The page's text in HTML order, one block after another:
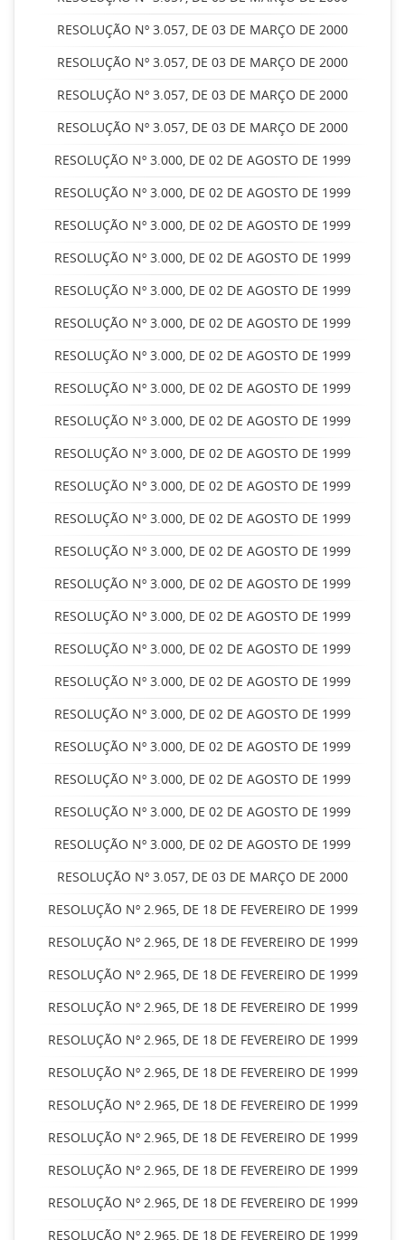
RESOLUÇÃO Nº 3.057, DE 03 DE MARÇO DE 2000
RESOLUÇÃO Nº 3.057, DE 03 DE MARÇO DE 2000
RESOLUÇÃO Nº 3.057, DE 03 DE MARÇO DE 2000
RESOLUÇÃO Nº 3.057, DE 03 DE MARÇO DE 2000
RESOLUÇÃO Nº 3.000, DE 02 DE AGOSTO DE 1999
RESOLUÇÃO Nº 3.000, DE 02 DE AGOSTO DE 1999
RESOLUÇÃO Nº 3.000, DE 02 DE AGOSTO DE 1999
RESOLUÇÃO Nº 3.000, DE 02 DE AGOSTO DE 1999
RESOLUÇÃO Nº 3.000, DE 02 DE AGOSTO DE 1999
RESOLUÇÃO Nº 3.000, DE 02 DE AGOSTO DE 1999
RESOLUÇÃO Nº 3.000, DE 02 DE AGOSTO DE 1999
RESOLUÇÃO Nº 3.000, DE 02 DE AGOSTO DE 1999
RESOLUÇÃO Nº 3.000, DE 02 DE AGOSTO DE 1999
RESOLUÇÃO Nº 3.000, DE 02 DE AGOSTO DE 1999
RESOLUÇÃO Nº 3.000, DE 02 DE AGOSTO DE 1999
RESOLUÇÃO Nº 3.000, DE 02 DE AGOSTO DE 1999
RESOLUÇÃO Nº 3.000, DE 02 DE AGOSTO DE 1999
RESOLUÇÃO Nº 3.000, DE 02 DE AGOSTO DE 1999
RESOLUÇÃO Nº 3.000, DE 02 DE AGOSTO DE 1999
RESOLUÇÃO Nº 3.000, DE 02 DE AGOSTO DE 1999
RESOLUÇÃO Nº 3.000, DE 02 DE AGOSTO DE 1999
RESOLUÇÃO Nº 3.000, DE 02 DE AGOSTO DE 1999
RESOLUÇÃO Nº 3.000, DE 02 DE AGOSTO DE 1999
RESOLUÇÃO Nº 3.000, DE 02 DE AGOSTO DE 1999
RESOLUÇÃO Nº 3.000, DE 02 DE AGOSTO DE 1999
RESOLUÇÃO Nº 3.000, DE 02 DE AGOSTO DE 1999
RESOLUÇÃO Nº 3.057, DE 03 DE MARÇO DE 2000
RESOLUÇÃO Nº 2.965, DE 18 DE FEVEREIRO DE 1999
RESOLUÇÃO Nº 2.965, DE 18 DE FEVEREIRO DE 1999
RESOLUÇÃO Nº 2.965, DE 18 DE FEVEREIRO DE 1999
RESOLUÇÃO Nº 2.965, DE 18 DE FEVEREIRO DE 1999
RESOLUÇÃO Nº 2.965, DE 18 DE FEVEREIRO DE 1999
RESOLUÇÃO Nº 2.965, DE 18 DE FEVEREIRO DE 1999
RESOLUÇÃO Nº 2.965, DE 18 DE FEVEREIRO DE 1999
RESOLUÇÃO Nº 2.965, DE 18 DE FEVEREIRO DE 1999
RESOLUÇÃO Nº 2.965, DE 18 DE FEVEREIRO DE 1999
RESOLUÇÃO Nº 2.965, DE 18 DE FEVEREIRO DE 1999
RESOLUÇÃO Nº 2.965, DE 18 DE FEVEREIRO DE 1999